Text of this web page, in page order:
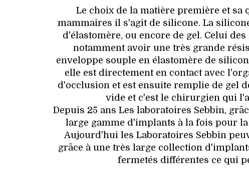
Le choix de la matière première et sa
mammaires il s'agit de silicone. La
d'élastomère, ou encore de gel. Celui
notamment avoir une très grande
enveloppe souple en élastomère de
elle est directement en contact avec
d'occlusion et est ensuite remplie de gel
vide et c'est le chirurgien qui
Depuis 25 ans Les laboratoires Sebbin,
large gamme d'implants à la fois pour
Aujourd'hui les Laboratoires Sebbin
grâce à une très large collection
fermetés différentes ce qui